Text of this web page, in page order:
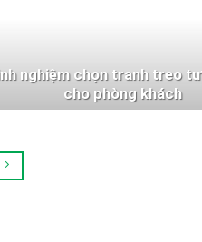
nghiệm chọn tranh treo
cho phòng khách